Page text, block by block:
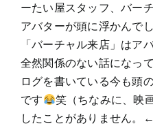
ーたい屋スタッフ、バー
アバターが頭に浮かんで
「バーチャル来店」はア
全然関係のない話になっ
ログを書いている今も頭
です
笑（ちなみに、映
したことがありません。